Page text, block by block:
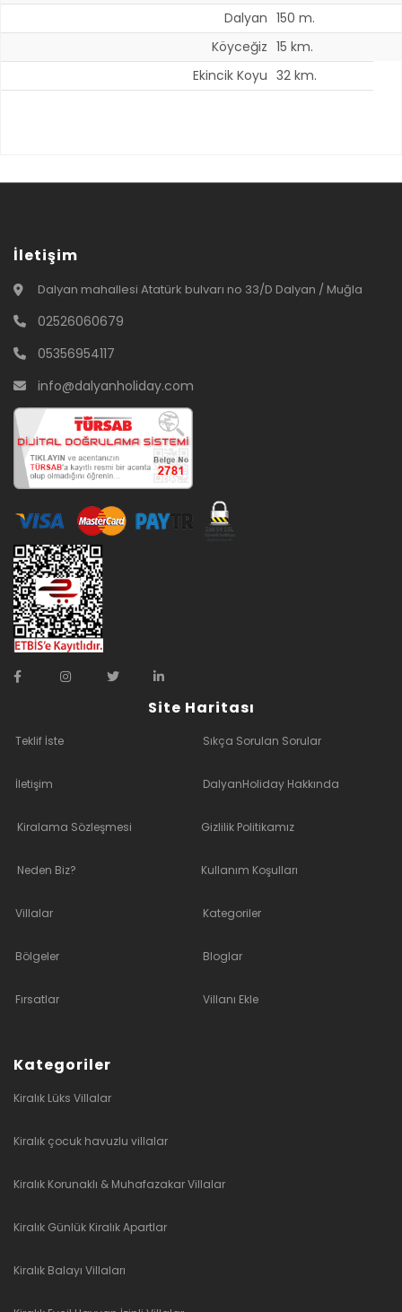
Dalyan 150 m.
Köyceğiz 15 km.
Ekincik Koyu 32 km.
İletişim
Dalyan mahallesi Atatürk bulvarı no 33/D Dalyan / Muğla
02526060679
05356954117
info@dalyanholiday.com
Site Haritası
Teklif İste Sıkça Sorulan Sorular
İletişim DalyanHoliday Hakkında
Kiralama Sözleşmesi Gizlilik Politikamız
Neden Biz? Kullanım Koşulları
Villalar Kategoriler
Bölgeler Bloglar
Fırsatlar Villanı Ekle
Kategoriler
Kiralık Lüks Villalar
Kiralık çocuk havuzlu villalar
Kiralık Korunaklı & Muhafazakar Villalar
Kiralık Günlük Kiralık Apartlar
Kiralık Balayı Villaları